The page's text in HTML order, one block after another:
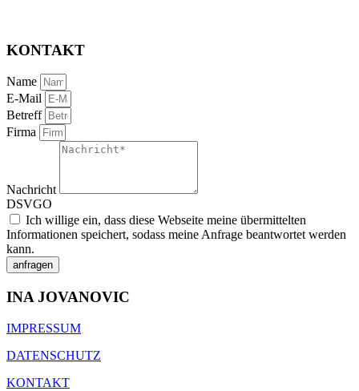
KONTAKT
Name
E-Mail
Betreff
Firma
Nachricht
DSVGO
Ich willige ein, dass diese Webseite meine übermittelten
Informationen speichert, sodass meine Anfrage beantwortet werden
kann.
anfragen
INA JOVANOVIC
IMPRESSUM
DATENSCHUTZ
KONTAKT